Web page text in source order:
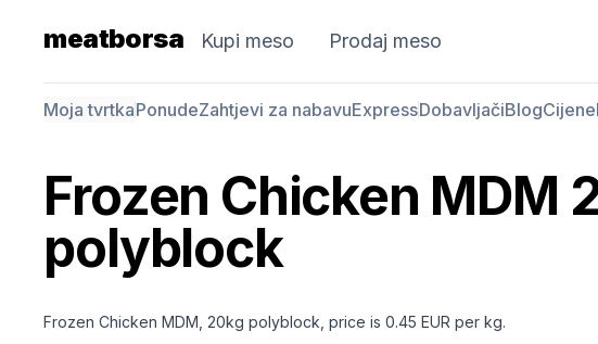
meatborsa Kupi meso Prodaj meso
Moja tvrtkaPonudeZahtjevi za nabavuExpressDobavljačiBlogCijene
Frozen Chicken MDM
polyblock
Frozen Chicken MDM, 20kg polyblock, price is 0.45 EUR per kg.